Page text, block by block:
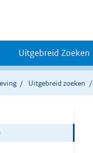
Uitgebreid Zoeken
Uitgebreid zoeken